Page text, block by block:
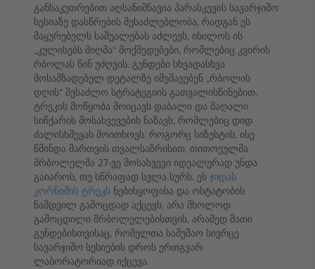
განსაკუთრებით აღსანიშნავია პარასკევის სავარჯიშო
სესიაზე დასწრების შესაძლებლობა, რადგან ეს
მაყურებელს საშუალებას აძლევს, იხილოს ის
„კულისებს მიღმა“ მოქმედებები, რომლებიც კვირის
რბოლას წინ უძღვის. გუნდები სხვადასხვა
მოსამზადებელ დეტალზე იმუშავებენ „რბოლის
დღის“ შესაძლო სტრატეგიის გათვალისწინებით.
ტრეკის მოწყობა მოიცავს დაბალი და მაღალი
სიჩქარის მოსახვევების ნაზავს, რომლებიც დიდ
ძალისხმევას მოითხოვს. როგორც სიზუსტის, ისე
წმინდა მართვის თვალსაზრისით, თითოეულმა
მრბოლელმა 27-ვე მოსახვევი იდეალურად უნდა
გაიაროს, თუ სწრაფად სვლა სურს. ეს ჯიდას
კორნიშის ტრეკს ნებისყოფისა და ოსტატობის
ნამდვილ გამოცდად აქცევს, არა მხოლოდ
გამოცდილი მრბოლელებისთვის, არამედ მათი
გუნდებისთვისაც, რომელთა სამუშაო სივრცე
სავარჯიშო სესიების დროს ერთგვარ
ლაბორატორიად იქცევა.